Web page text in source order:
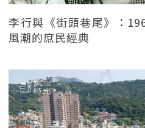
李行與《街頭巷尾》：
風潮的庶民經典